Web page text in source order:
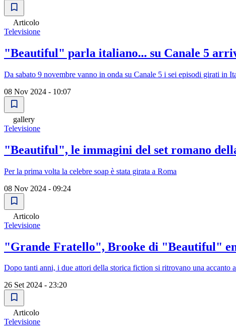
Articolo
Televisione
"Beautiful" parla italiano... su Canale 5
Da sabato 9 novembre vanno in onda su Canale 5 i sei episodi girati in
08 Nov 2024 - 10:07
gallery
Televisione
"Beautiful", le immagini del set romano
Per la prima volta la celebre soap è stata girata a Roma
08 Nov 2024 - 09:24
Articolo
Televisione
"Grande Fratello", Brooke di "Beautiful"
Dopo tanti anni, i due attori della storica fiction si ritrovano una accanto
26 Set 2024 - 23:20
Articolo
Televisione